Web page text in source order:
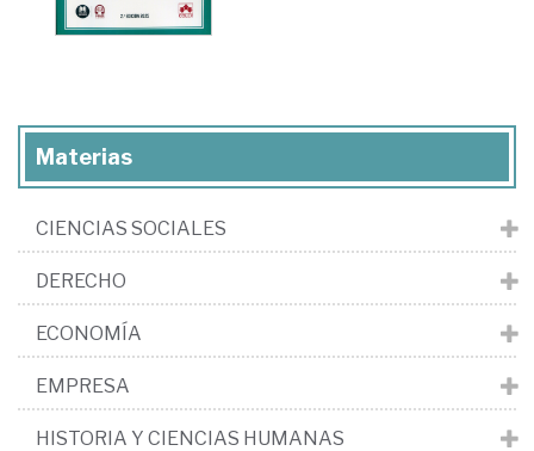
Materias
CIENCIAS SOCIALES
DERECHO
ECONOMÍA
EMPRESA
HISTORIA Y CIENCIAS HUMANAS